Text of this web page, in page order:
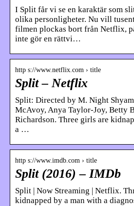
I Split får vi se en karaktär som
olika personligheter. Nu vill
filmen plockas bort från Netflix,
inte gör en rättvi…
http s://www.netflix.com › title
Split – Netflix
Split: Directed by M. Night
McAvoy, Anya Taylor-Joy, Betty
Richardson. Three girls are
a …
http s://www.imdb.com › title
Split (2016) – IMDb
Split | Now Streaming | Netflix.
kidnapped by a man with a